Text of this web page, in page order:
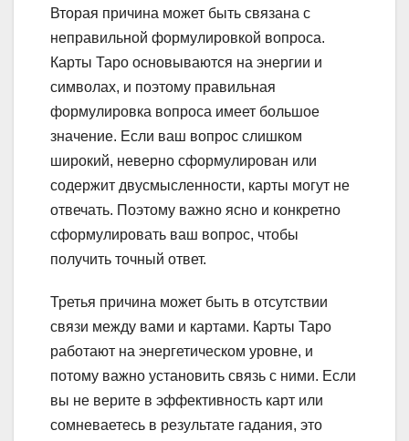
Вторая причина может быть связана с
неправильной формулировкой вопроса.
Карты Таро основываются на энергии и
символах, и поэтому правильная
формулировка вопроса имеет большое
значение. Если ваш вопрос слишком
широкий, неверно сформулирован или
содержит двусмысленности, карты могут не
отвечать. Поэтому важно ясно и конкретно
сформулировать ваш вопрос, чтобы
получить точный ответ.
Третья причина может быть в отсутствии
связи между вами и картами. Карты Таро
работают на энергетическом уровне, и
потому важно установить связь с ними. Если
вы не верите в эффективность карт или
сомневаетесь в результате гадания, это